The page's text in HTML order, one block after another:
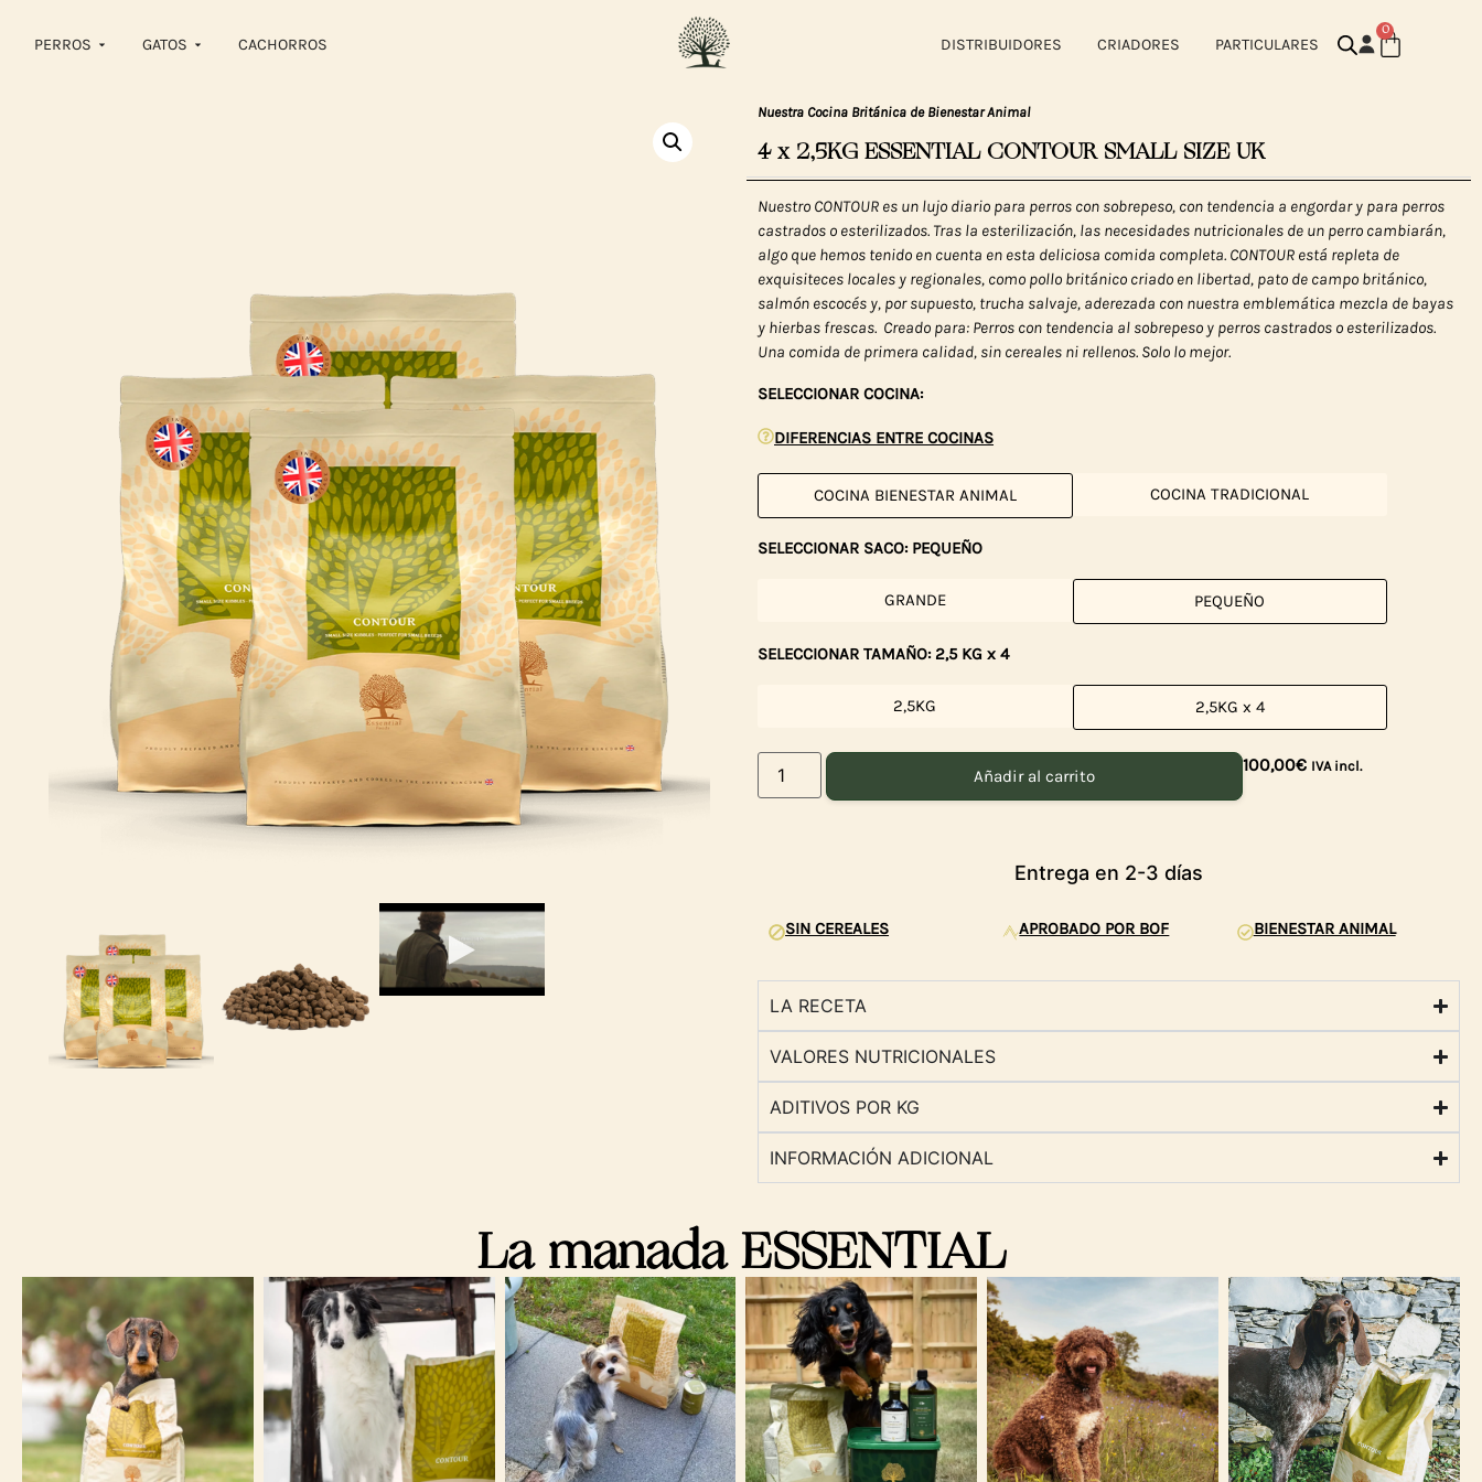
PERROS GATOS CACHORROS DISTRIBUIDORES CRIADORES PARTICULARES
0
Nuestra Cocina Británica de Bienestar Animal
4 x 2,5KG ESSENTIAL CONTOUR SMALL SIZE UK
Nuestro CONTOUR es un lujo diario para perros con sobrepeso, con tendencia a engordar y para perros
castrados o esterilizados. Tras la esterilización, las necesidades nutricionales de un perro cambiarán,
algo que hemos tenido en cuenta en esta deliciosa comida completa. CONTOUR está repleta de
exquisiteces locales y regionales, como pollo británico criado en libertad, pato de campo británico,
salmón escocés y, por supuesto, trucha salvaje, aderezada con nuestra emblemática mezcla de bayas
y hierbas frescas. Creado para: Perros con tendencia al sobrepeso y perros castrados o esterilizados.
Una comida de primera calidad, sin cereales ni rellenos. Solo lo mejor.
SELECCIONAR COCINA:
DIFERENCIAS ENTRE COCINAS
COCINA BIENESTAR ANIMAL COCINA TRADICIONAL
SELECCIONAR SACO: PEQUEÑO
GRANDE PEQUEÑO
SELECCIONAR TAMAÑO: 2,5 KG x 4
2,5KG 2,5KG x 4
Añadir al carrito
100,00€ IVA incl.
Entrega en 2-3 días
SIN CEREALES APROBADO POR BOF BIENESTAR ANIMAL
LA RECETA
VALORES NUTRICIONALES
ADITIVOS POR KG
INFORMACIÓN ADICIONAL
La manada ESSENTIAL